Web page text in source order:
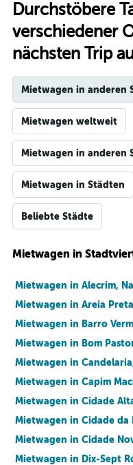
Durchstöbere
verschiedener
nächsten Trip
Mietwagen in anderen
Mietwagen weltweit
Mietwagen in anderen
Mietwagen in Städten
Beliebte Städte
Mietwagen in
Mietwagen in Alecrim,
Mietwagen in Areia
Mietwagen in Barro
Mietwagen in Bom
Mietwagen in
Mietwagen in Capim
Mietwagen in Cidade
Mietwagen in Cidade da
Mietwagen in Cidade
Mietwagen in Dix-Sept